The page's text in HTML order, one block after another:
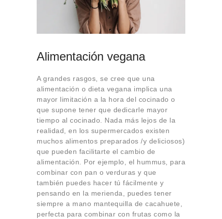
Alimentación vegana
A grandes rasgos, se cree que una
alimentación o dieta vegana implica una
mayor limitación a la hora del cocinado o
que supone tener que dedicarle mayor
tiempo al cocinado. Nada más lejos de la
realidad, en los supermercados existen
muchos alimentos preparados /y deliciosos)
que pueden facilitarte el cambio de
alimentación. Por ejemplo, el hummus, para
combinar con pan o verduras y que
también puedes hacer tú fácilmente y
pensando en la merienda, puedes tener
siempre a mano mantequilla de cacahuete,
perfecta para combinar con frutas como la